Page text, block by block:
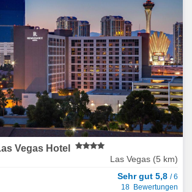
Vegas Hotel
Las Vegas (5 km)
Sehr gut 5,8 / 6
18 Bewertungen